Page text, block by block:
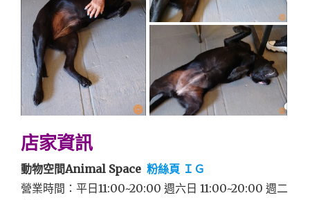
店家資訊
動物空間Animal Space 粉絲頁 ＩＧ
營業時間：平日11:00~20:00 週六日 11:00~20:00 週二